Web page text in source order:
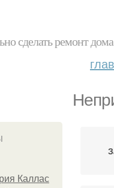
сделать ремонт
Каллас